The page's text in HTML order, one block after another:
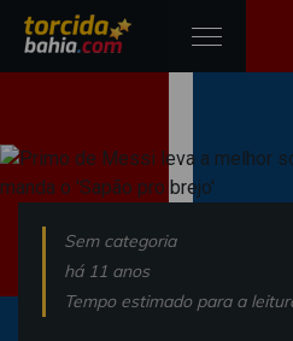
Sem categoria
há 11 anos
Tempo estimado para a